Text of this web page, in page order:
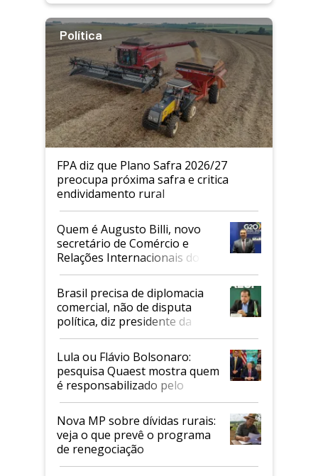
Política
FPA diz que Plano Safra 2026/27
preocupa próxima safra e critica
endividamento rural
Quem é Augusto Billi, novo
secretário de Comércio e
Relações Internacionais do
Mapa
Brasil precisa de diplomacia
comercial, não de disputa
política, diz presidente da
Faesp
Lula ou Flávio Bolsonaro:
pesquisa Quaest mostra quem
é responsabilizado pelo
tarifaço dos EUA
Nova MP sobre dívidas rurais:
veja o que prevê o programa
de renegociação